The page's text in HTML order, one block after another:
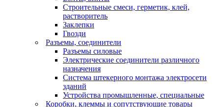
Строительные смеси, герметик, клей,
растворитель
Заклепки
Гвозди
Разъемы, соединители
Разъемы силовые
Электрические соединители различного
назначения
Система штекерного монтажа электросети
зданий
Устройства промышленные, специальные
Коробки, клеммы и сопутствующие товары